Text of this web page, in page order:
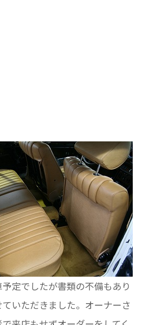
定でしたが書類の不備もあり
いただきました。オーナーさ